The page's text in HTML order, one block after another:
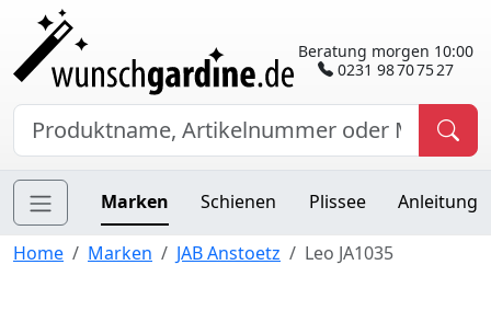
Beratung morgen 10:00
0231 98 70 75 27
Marken Schienen Plissee Anleitung
Home Marken JAB Anstoetz Leo JA1035